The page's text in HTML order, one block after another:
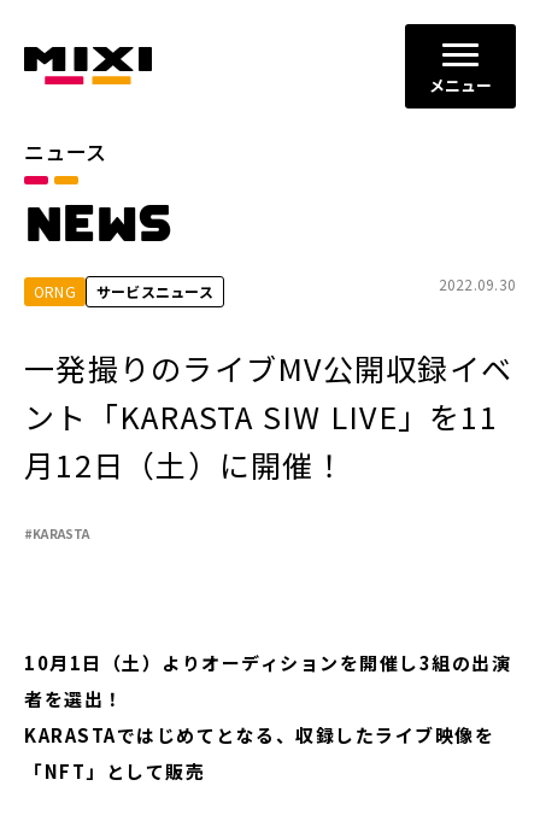
メニュー
ニュース
NEWS
ORNG サービスニュース 2022.09.30
一発撮りのライブMV公開収録イベ
ント「KARASTA SIW LIVE」を11
月12日（土）に開催！
#KARASTA
10月1日（土）よりオーディションを開催し3組の出演
者を選出！
KARASTAではじめてとなる、収録したライブ映像を
「NFT」として販売
カテゴリ
お知らせ
2026年 2025年